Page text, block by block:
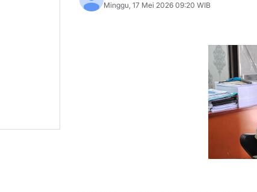
Minggu, 17 Mei 2026 09:20 WIB